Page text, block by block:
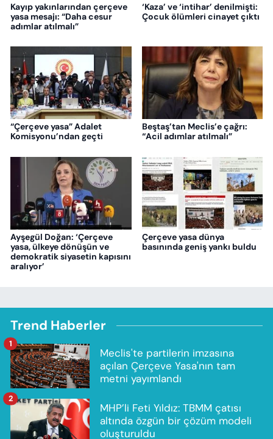
Kayıp yakınlarından çerçeve
yasa mesajı: “Daha cesur
adımlar atılmalı”
‘Kaza’ ve ‘intihar’ denilmişti:
Çocuk ölümleri cinayet çıktı
“Çerçeve yasa” Adalet
Komisyonu’ndan geçti
Beştaş’tan Meclis’e çağrı:
“Acil adımlar atılmalı”
Ayşegül Doğan: ‘Çerçeve
yasa, ülkeye dönüşün ve
demokratik siyasetin kapısını
aralıyor’
Çerçeve yasa dünya
basınında geniş yankı buldu
Trend Haberler
Meclis'te partilerin imzasına
açılan Çerçeve Yasa'nın tam
metni yayımlandı
1
MHP’li Feti Yıldız: TBMM çatısı
altında özgün bir çözüm modeli
oluşturuldu
2